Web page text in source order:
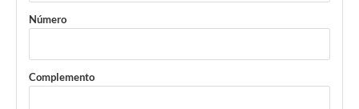
Número
Complemento